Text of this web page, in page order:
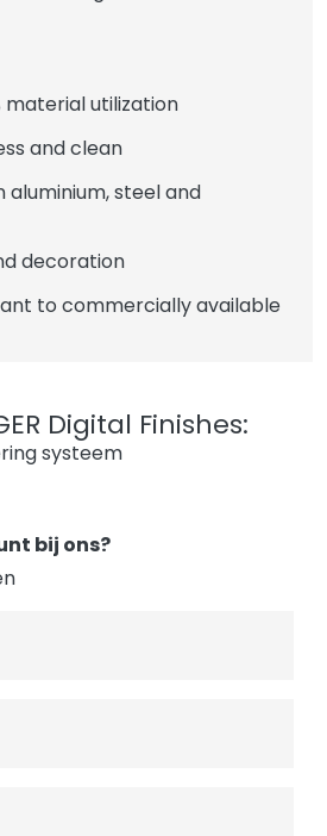
utilization
and clean
steel and
decoration
to commercially available
Digital Finishes:
systeem
bij ons?